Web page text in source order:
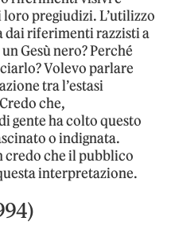
pregiudizi. L’utilizzo
dai riferimenti razzisti a
Gesù nero? Perché
Volevo parlare
tra l’estasi
che,
gente ha colto questo
o indignata.
credo che il pubblico
interpretazione.